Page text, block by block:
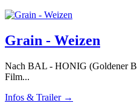
Grain - Weizen
Nach BAL - HONIG (Goldener
Film...
Infos & Trailer →